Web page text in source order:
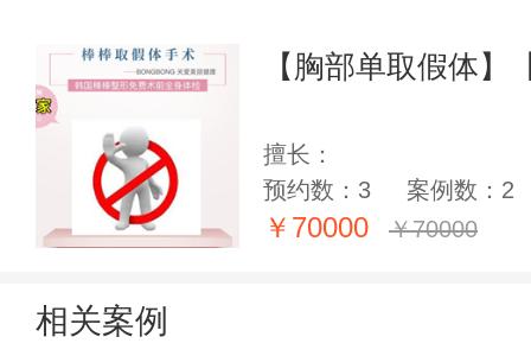
【胸部单取假体】
擅长：
预约数：3
案例数：2
￥70000 ￥70000
相关案例